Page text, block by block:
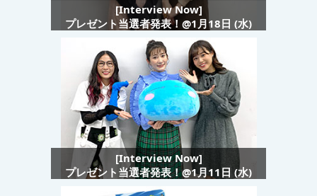
[Interview Now]
プレゼント当選者発表！@1月18日 (水)
[Interview Now]
プレゼント当選者発表！@1月11日 (水)